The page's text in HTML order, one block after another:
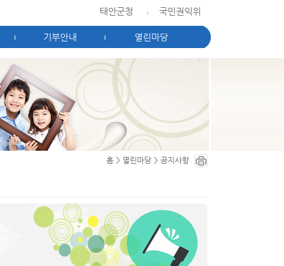
태안군청 국민권익위
| 기부안내 | 열린마당
홈 > 열린마당 > 공지사항